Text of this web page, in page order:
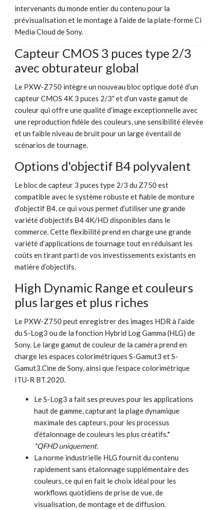
intervenants du monde entier du contenu pour la
prévisualisation et le montage à l’aide de la plate-forme Ci
Media Cloud de Sony.
Capteur CMOS 3 puces type 2/3
avec obturateur global
Le PXW-Z750 intègre un nouveau bloc optique doté d’un
capteur CMOS 4K 3 puces 2/3″ et d’un vaste gamut de
couleur qui offre une qualité d’image exceptionnelle avec
une reproduction fidèle des couleurs, une sensibilité élevée
et un faible niveau de bruit pour un large éventail de
scénarios de tournage.
Options d'objectif B4 polyvalent
Le bloc de capteur 3 puces type 2/3 du Z750 est
compatible avec le système robuste et fiable de monture
d’objectif B4, ce qui vous permet d’utiliser une grande
variété d’objectifs B4 4K/HD disponibles dans le
commerce. Cette flexibilité prend en charge une grande
variété d’applications de tournage tout en réduisant les
coûts en tirant parti de vos investissements existants en
matière d’objectifs.
High Dynamic Range et couleurs
plus larges et plus riches
Le PXW-Z750 peut enregistrer des images HDR à l’aide
du S-Log3 ou de la fonction Hybrid Log Gamma (HLG) de
Sony. Le large gamut de couleur de la caméra prend en
charge les espaces colorimétriques S-Gamut3 et S-
Gamut3.Cine de Sony, ainsi que l’espace colorimétrique
ITU-R BT.2020.
Le S-Log3 a fait ses preuves pour les applications
haut de gamme, capturant la plage dynamique
maximale des capteurs, pour les processus
d’étalonnage de couleurs les plus créatifs.*
*QFHD uniquement.
La norme industrielle HLG fournit du contenu
rapidement sans étalonnage supplémentaire des
couleurs, ce qui en fait le choix idéal pour les
workflows quotidiens de prise de vue, de
visualisation, de montage et de diffusion.